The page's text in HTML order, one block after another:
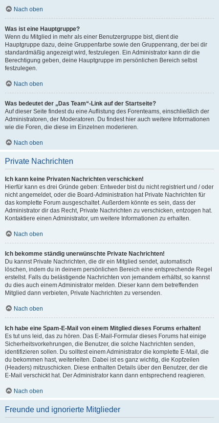
Nach oben
Was ist eine Hauptgruppe?
Wenn du Mitglied in mehr als einer Benutzergruppe bist, dient die
Hauptgruppe dazu, deine Gruppenfarbe sowie den Gruppenrang, der bei dir
standardmäßig angezeigt wird, festzulegen. Ein Administrator kann dir die
Berechtigung geben, deine Hauptgruppe im persönlichen Bereich selbst
festzulegen.
Nach oben
Was bedeutet der „Das Team“-Link auf der Startseite?
Auf dieser Seite findest du eine Auflistung des Forenteams, einschließlich der
Administratoren, der Moderatoren. Du findest hier auch weitere Informationen
wie die Foren, die diese im Einzelnen moderieren.
Nach oben
Private Nachrichten
Ich kann keine Privaten Nachrichten verschicken!
Hierfür kann es drei Gründe geben: Entweder bist du nicht registriert und / oder
nicht angemeldet, oder die Board-Administration hat Private Nachrichten für
das komplette Forum ausgeschaltet. Außerdem könnte es sein, dass der
Administrator dir das Recht, Private Nachrichten zu verschicken, entzogen hat.
Kontaktiere einen Administrator, um weitere Informationen zu erhalten.
Nach oben
Ich bekomme ständig unerwünschte Private Nachrichten!
Du kannst Private Nachrichten, die dir ein Mitglied sendet, automatisch
löschen, indem du in deinem persönlichen Bereich eine entsprechende Regel
erstellst. Falls du belästigende Nachrichten von jemandem erhältst, so kannst
du dies auch einem Administrator melden. Dieser kann dem betreffenden
Mitglied dann verbieten, Private Nachrichten zu versenden.
Nach oben
Ich habe eine Spam-E-Mail von einem Mitglied dieses Forums erhalten!
Es tut uns leid, das zu hören. Das E-Mail-Formular dieses Forums hat einige
Sicherheitsvorkehrungen, die Benutzer, die solche Nachrichten senden,
identifizieren sollen. Du solltest einem Administrator die komplette E-Mail, die
du bekommen hast, weiterleiten. Dabei ist es ganz wichtig, die Kopfzeilen
(Headers) mitzuschicken. Diese enthalten Details über den Benutzer, der die
E-Mail verschickt hat. Der Administrator kann dann entsprechend reagieren.
Nach oben
Freunde und ignorierte Mitglieder